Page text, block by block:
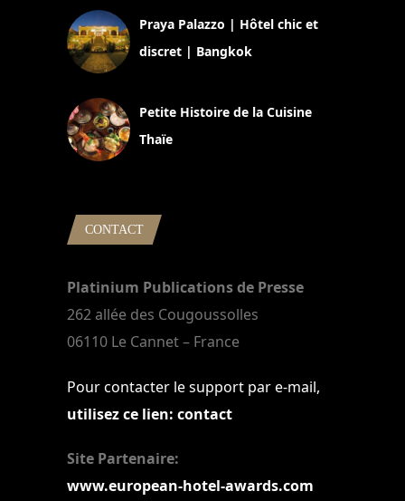
Praya Palazzo | Hôtel chic et
discret | Bangkok
Petite Histoire de la Cuisine
Thaïe
CONTACT
Platinium Publications de Presse
262 allée des Cougoussolles
06110 Le Cannet – France
Pour contacter le support par e-mail,
utilisez ce lien: contact
Site Partenaire:
www.european-hotel-awards.com